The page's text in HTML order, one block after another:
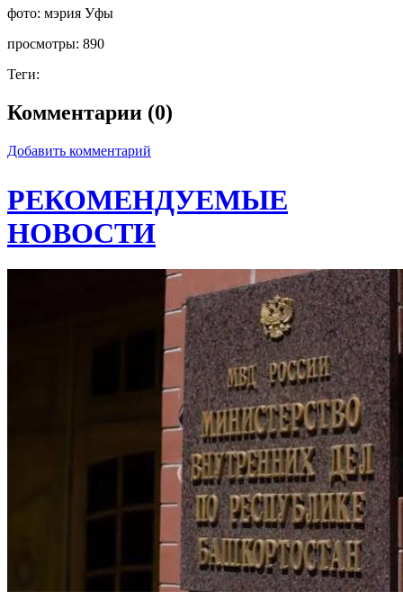
фото: мэрия Уфы
просмотры: 890
Теги:
Комментарии (0)
Добавить комментарий
РЕКОМЕНДУЕМЫЕ
НОВОСТИ